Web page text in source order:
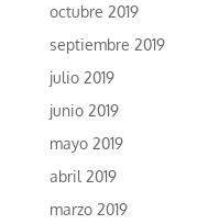
octubre 2019
septiembre 2019
julio 2019
junio 2019
mayo 2019
abril 2019
marzo 2019